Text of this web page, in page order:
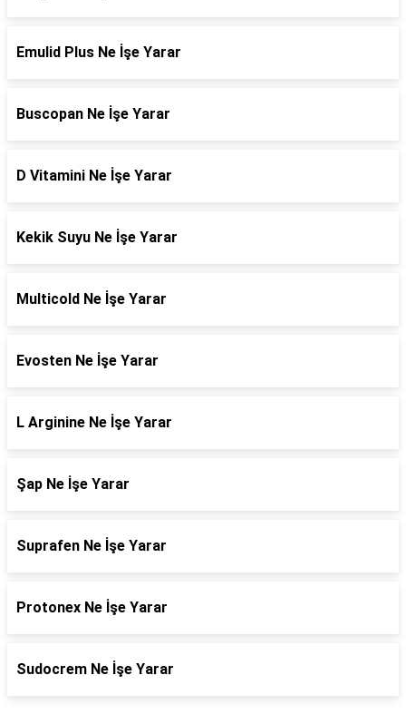
Emulid Plus Ne İşe Yarar
Buscopan Ne İşe Yarar
D Vitamini Ne İşe Yarar
Kekik Suyu Ne İşe Yarar
Multicold Ne İşe Yarar
Evosten Ne İşe Yarar
L Arginine Ne İşe Yarar
Şap Ne İşe Yarar
Suprafen Ne İşe Yarar
Protonex Ne İşe Yarar
Sudocrem Ne İşe Yarar